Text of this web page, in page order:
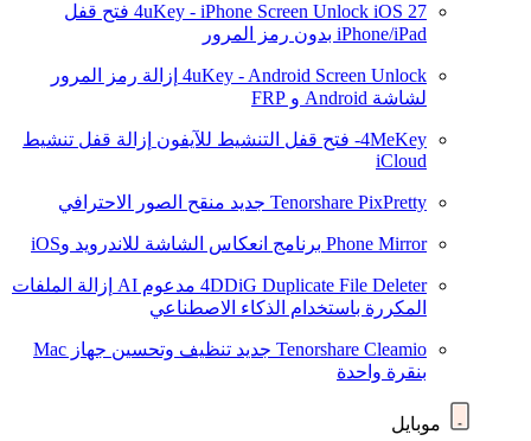
4uKey - iPhone Screen Unlock iOS 27
فتح قفل
iPhone/iPad بدون رمز المرور
4uKey - Android Screen Unlock إزالة رمز المرور
لشاشة Android و FRP
4MeKey- فتح قفل التنشيط للآيفون
إزالة قفل تنشيط
iCloud
Tenorshare PixPretty جديد منقح الصور الاحترافي
Phone Mirror برنامج انعكاس الشاشة للاندرويد وiOS
4DDiG Duplicate File Deleter مدعوم AI
إزالة الملفات
المكررة باستخدام الذكاء الاصطناعي
Tenorshare Cleamio جديد
تنظيف وتحسين جهاز Mac
بنقرة واحدة
موبايل